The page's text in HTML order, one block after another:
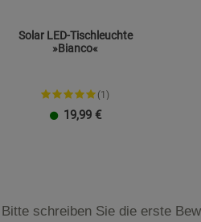
Solar LED-Tischleuchte
»Bianco«
(1)
19,99 €
schreiben Sie die erste